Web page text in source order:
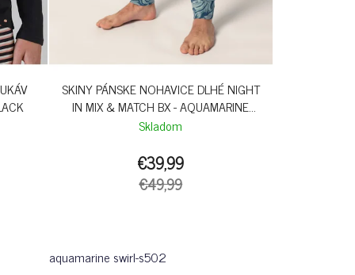
SKINY PÁNSKE NOHAVICE DLHÉ NIGHT
IN MIX & MATCH BX - AQUAMARINE
SWIRL
Skladom
€39,99
€49,99
aquamarine swirl-s502